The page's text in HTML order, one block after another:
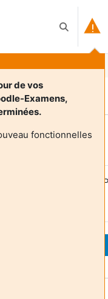
Prepnúť
de vos
Examens,
fonctionnelles
profilov.